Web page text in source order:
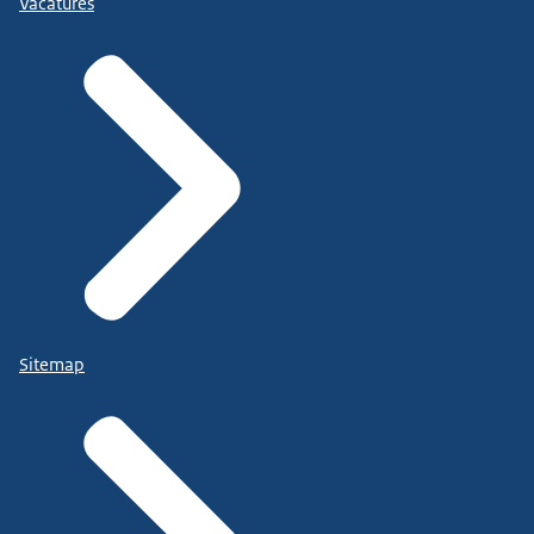
Sitemap